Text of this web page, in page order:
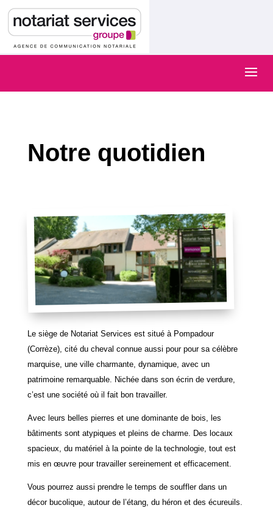
Notre quotidien
Le siège de Notariat Services est situé à Pompadour
(Corrèze), cité du cheval connue aussi pour pour sa célèbre
marquise, une ville charmante, dynamique, avec un
patrimoine remarquable. Nichée dans son écrin de verdure,
c’est une société où il fait bon travailler.
Avec leurs belles pierres et une dominante de bois, les
bâtiments sont atypiques et pleins de charme. Des locaux
spacieux, du matériel à la pointe de la technologie, tout est
mis en œuvre pour travailler sereinement et efficacement.
Vous pourrez aussi prendre le temps de souffler dans un
décor bucolique, autour de l’étang, du héron et des écureuils.